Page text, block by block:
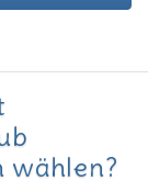
wählen?